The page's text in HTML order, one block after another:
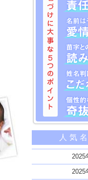
名づけに大事
命名に親の責
名前は子供へ
苗字とのバラ
姓名判断の運
人気
2025
2025